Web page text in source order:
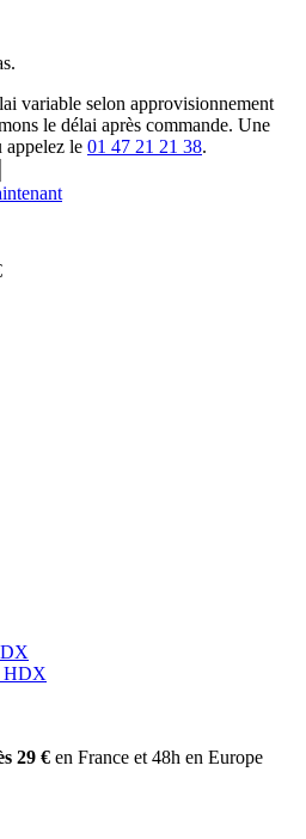
variable selon approvisionnement
le délai après commande. Une
appelez le 01 47 21 21 38.
HDX
29 € en France et 48h en Europe